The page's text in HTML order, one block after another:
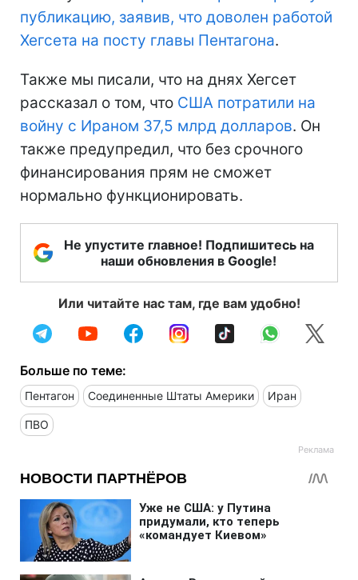
публикацию, заявив, что доволен работой
Хегсета на посту главы Пентагона.
Также мы писали, что на днях Хегсет
рассказал о том, что США потратили на
войну с Ираном 37,5 млрд долларов. Он
также предупредил, что без срочного
финансирования прям не сможет
нормально функционировать.
Не упустите главное! Подпишитесь на
наши обновления в Google!
Или читайте нас там, где вам удобно!
Больше по теме:
Пентагон Соединенные Штаты Америки Иран
ПВО